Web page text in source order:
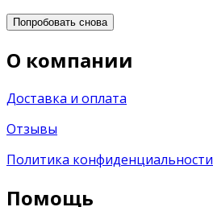
Попробовать снова
О компании
Доставка и оплата
Отзывы
Политика конфиденциальности
Помощь